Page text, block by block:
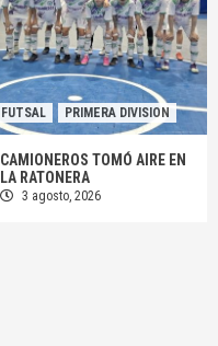
FUTSAL PRIMERA DIVISION
CAMIONEROS TOMÓ AIRE EN
LA RATONERA
3 agosto, 2026